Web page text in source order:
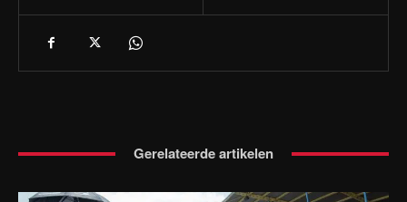
Gerelateerde artikelen